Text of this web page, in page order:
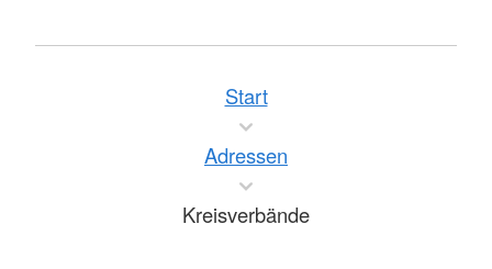
Start
Adressen
Kreisverbände